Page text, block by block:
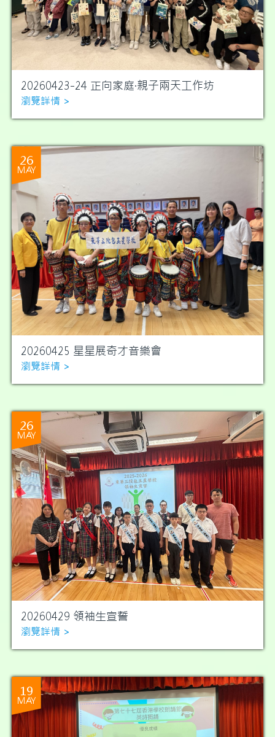
20260423-24 正向家庭·親子兩天工作坊
瀏覽詳情 >
26
MAY
20260425 星星展奇才音樂會
瀏覽詳情 >
26
MAY
20260429 領袖生宣誓
瀏覽詳情 >
19
MAY